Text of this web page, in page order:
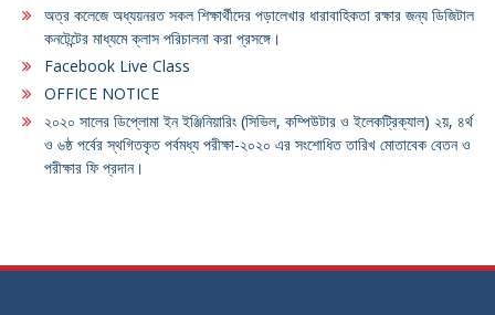
অত্র কলেজে অধ্যয়নরত সকল শিক্ষার্থীদের পড়ালেখার ধারাবাহিকতা রক্ষার জন্য ডিজিটাল
কনটেন্টের মাধ্যমে ক্লাস পরিচালনা করা প্রসঙ্গে।
Facebook Live Class
OFFICE NOTICE
২০২০ সালের ডিপ্লোমা ইন ইঞ্জিনিয়ারিং (সিভিল, কম্পিউটার ও ইলেকট্রিক্যাল) ২য়, ৪র্থ
ও ৬ষ্ঠ পর্বের স্থগিতকৃত পর্বমধ্য পরীক্ষা-২০২০ এর সংশোধিত তারিখ মোতাবেক বেতন ও
পরীক্ষার ফি প্রদান।